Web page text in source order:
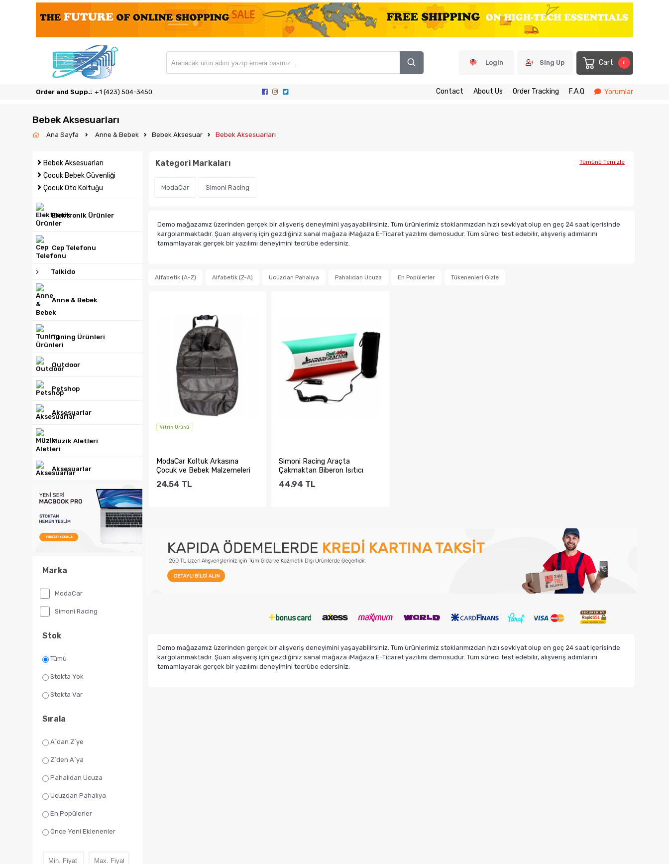
Login Sing Up Cart 0
Order and Supp.: ‎+1 (423) 504-3450 Contact About Us Order Tracking F.A.Q Yorumlar
Bebek Aksesuarları
Ana Sayfa Anne & Bebek Bebek Aksesuar Bebek Aksesuarları
Bebek Aksesuarları
Çocuk Bebek Güvenliği
Çocuk Oto Koltuğu
Elektronik Ürünler
Cep Telefonu
Talkido
Anne & Bebek
Tuning Ürünleri
Outdoor
Petshop
Aksesuarlar
Müzik Aletleri
Aksesuarlar
Marka
ModaCar
Simoni Racing
Stok
Tümü
Stokta Yok
Stokta Var
Sırala
A`dan Z`ye
Z`den A`ya
Pahalıdan Ucuza
Ucuzdan Pahalıya
En Popülerler
Önce Yeni Eklenenler
Kategori Markaları Tümünü Temizle
ModaCar Simoni Racing
Demo mağazamız üzerinden gerçek bir alışveriş deneyimini yaşayabilirsiniz. Tüm ürünlerimiz stoklarımızdan hızlı sevkiyat olup en geç 24 saat içerisinde
kargolanmaktadır. Şuan alışveriş için gezdiğiniz sanal mağaza iMağaza E-Ticaret yazılımı demosudur. Tüm süreci test edebilir, alışveriş adımlarını
tamamlayarak gerçek bir yazılımı deneyimini tecrübe edersiniz.
Alfabetik (A-Z) Alfabetik (Z-A) Ucuzdan Pahalıya Pahalıdan Ucuza En Popülerler Tükenenleri Gizle
Vitrin Ürünü
ModaCar Koltuk Arkasına
Çocuk ve Bebek Malzemeleri
Organize...
24.54 TL
Simoni Racing Araçta
Çakmaktan Biberon Isıtıcı
422702
44.94 TL
Demo mağazamız üzerinden gerçek bir alışveriş deneyimini yaşayabilirsiniz. Tüm ürünlerimiz stoklarımızdan hızlı sevkiyat olup en geç 24 saat içerisinde
kargolanmaktadır. Şuan alışveriş için gezdiğiniz sanal mağaza iMağaza E-Ticaret yazılımı demosudur. Tüm süreci test edebilir, alışveriş adımlarını
tamamlayarak gerçek bir yazılımı deneyimini tecrübe edersiniz.